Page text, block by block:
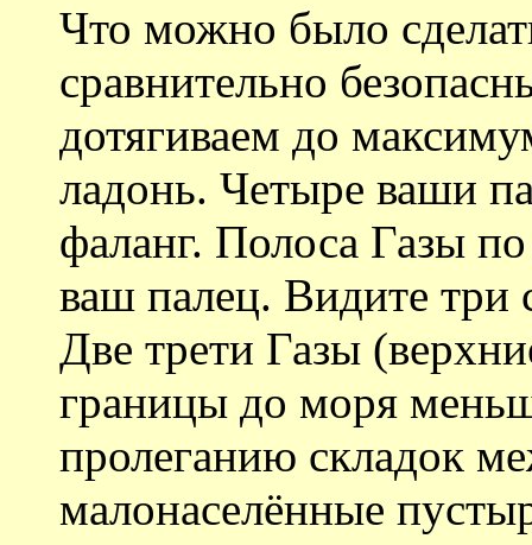
Что можно было
сравнительно
дотягиваем до
ладонь. Четыре ваши
фаланг. Полоса Газы
ваш палец. Видите три
Две трети Газы
границы до моря
пролеганию складок
малонаселённые